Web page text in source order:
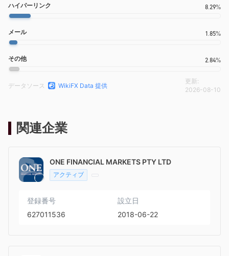
ハイパーリンク 8.29%
メール 1.85%
その他 2.84%
データソース WikiFX Data 提供
更新:
2026-08-10
関連企業
ONE FINANCIAL MARKETS PTY LTD
アクティブ
登録番号
627011536
設立日
2018-06-22